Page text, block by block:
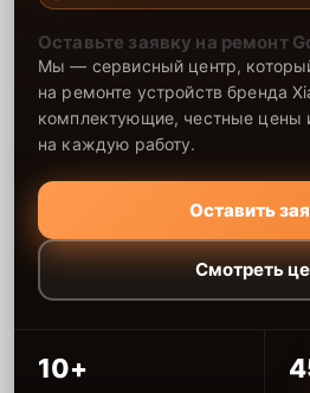
Оставьте заявку на ремонт
Мы — сервисный центр,
на ремонте устройств бренда
комплектующие, честные цены
на каждую работу.
Оставить
Смотреть
10+